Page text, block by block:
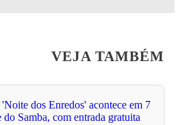
VEJA TAMBÉM